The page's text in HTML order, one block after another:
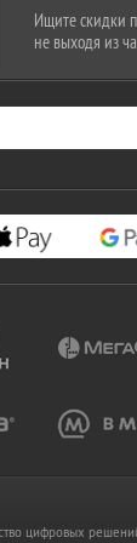
Ищите скидки
не выходя из
цифровых